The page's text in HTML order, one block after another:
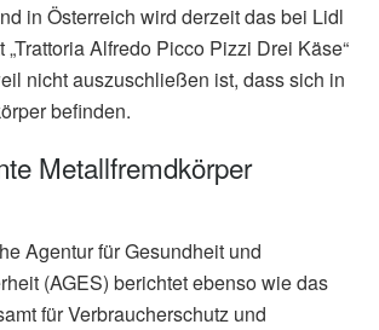
in Österreich wird derzeit das bei Lidl
Alfredo Picco Pizzi Drei Käse“
nicht auszuschließen ist, dass sich in
befinden.
Metallfremdkörper
Agentur für Gesundheit und
(AGES) berichtet ebenso wie das
für Verbraucherschutz und